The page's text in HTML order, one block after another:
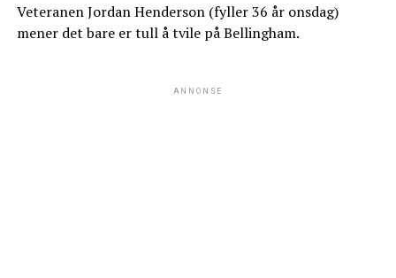
Veteranen Jordan Henderson (fyller 36 år onsdag)
mener det bare er tull å tvile på Bellingham.
ANNONSE